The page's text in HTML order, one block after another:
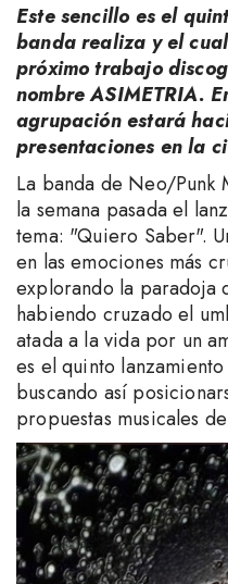
Este sencillo es el
banda realiza y el
próximo trabajo
nombre ASIMETRIA.
agrupación estará
presentaciones en la
La banda de Neo/
la semana pasada el
tema: "Quiero Saber".
en las emociones más
explorando la paradoja
habiendo cruzado el
atada a la vida por un
es el quinto
buscando así
propuestas musicales